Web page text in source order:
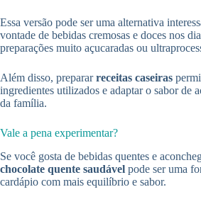
Essa versão pode ser uma alternativa
vontade de bebidas cremosas e doces nos
preparações muito açucaradas ou
Além disso, prepararreceitas caseiras
ingredientes utilizados e adaptar o sabor de
da família.
Vale a pena experimentar?
Se você gosta de bebidas quentes e
chocolate quente saudável pode ser uma
cardápio com mais equilíbrio e sabor.